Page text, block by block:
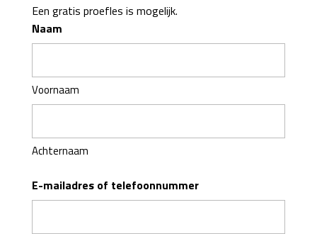
Een gratis proefles is mogelijk.
Naam
Voornaam
Achternaam
E-mailadres of telefoonnummer